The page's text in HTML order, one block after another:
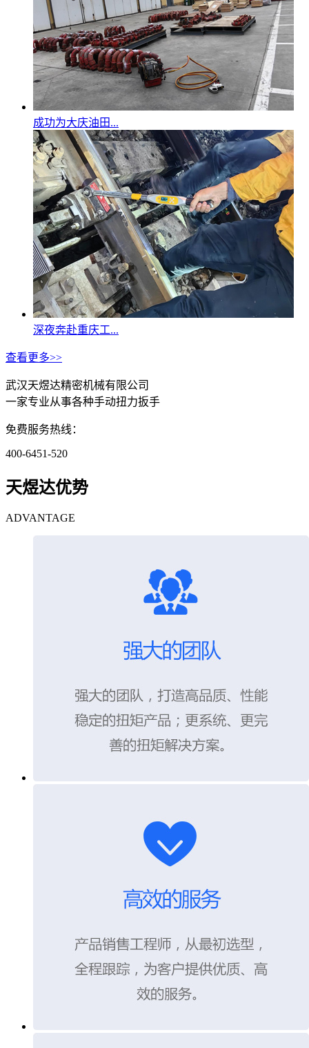
成功为大庆油田...
深夜奔赴重庆工...
查看更多>>
武汉天煜达精密机械有限公司
一家专业从事各种手动扭力扳手
免费服务热线：
400-6451-520
天煜达优势
ADVANTAGE